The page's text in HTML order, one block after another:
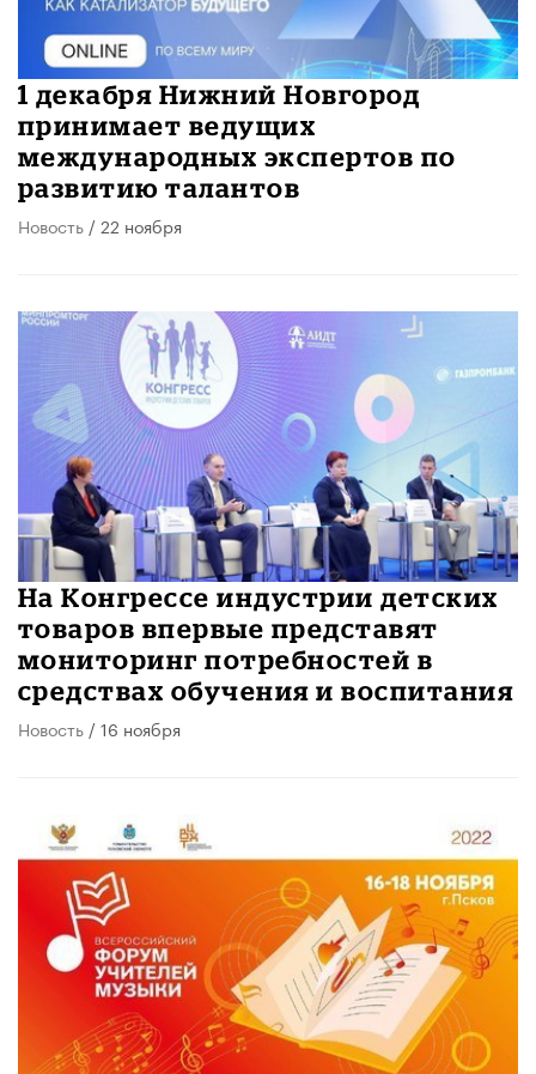
1 декабря Нижний Новгород
принимает ведущих
международных экспертов по
развитию талантов
Новость / 22 ноября
На Конгрессе индустрии детских
товаров впервые представят
мониторинг потребностей в
средствах обучения и воспитания
Новость / 16 ноября